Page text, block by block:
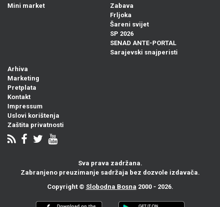
Mini market
Zabava
Frljoka
Šareni svijet
SP 2026
SENAD ANTE-PORTAL
Sarajevski snajperisti
Arhiva
Marketing
Pretplata
Kontakt
Impressum
Uslovi korištenja
Zaštita privatnosti
Sva prava zadržana.
Zabranjeno preuzimanje sadržaja bez dozvole izdavača.
Copyright © Slobodna Bosna 2000 - 2026.